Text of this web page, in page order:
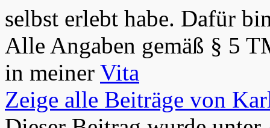
selbst erlebt habe. Dafür
Alle Angaben gemäß § 5
in meiner Vita
Zeige alle Beiträge von